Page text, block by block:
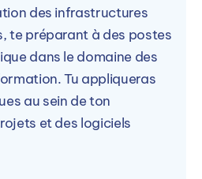
des infrastructures
te préparant à des postes
dans le domaine des
Tu appliqueras
au sein de ton
et des logiciels